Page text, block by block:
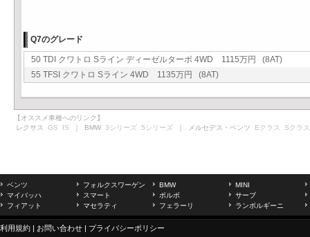
Q7のグレード
50 TDI クワトロ Sライン ディーゼルターボ 4WD 1115万円 (8AT)
55 TFSI クワトロ Sライン 4WD 1135万円 (8AT)
【オススメ車種へのリンク】
レクサス GS IS ｜ BMW 3シリーズ 5シリーズ ｜ メルセデス・ベンツ Eクラス Sクラス
ベンツ フォルクスワーゲン BMW
MINI
マイバッハ
スマート ボルボ
サーブ
フィアット
マセラティ フェラーリ ランボルギーニ
利用規約 | お問い合わせ | プライバシーポリシー